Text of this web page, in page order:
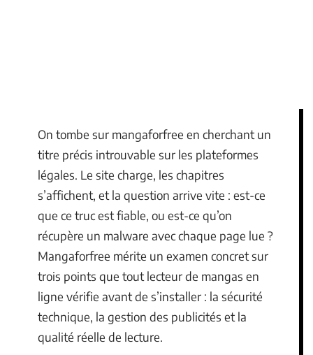
On tombe sur mangaforfree en cherchant un
titre précis introuvable sur les plateformes
légales. Le site charge, les chapitres
s’affichent, et la question arrive vite : est-ce
que ce truc est fiable, ou est-ce qu’on
récupère un malware avec chaque page lue ?
Mangaforfree mérite un examen concret sur
trois points que tout lecteur de mangas en
ligne vérifie avant de s’installer : la sécurité
technique, la gestion des publicités et la
qualité réelle de lecture.